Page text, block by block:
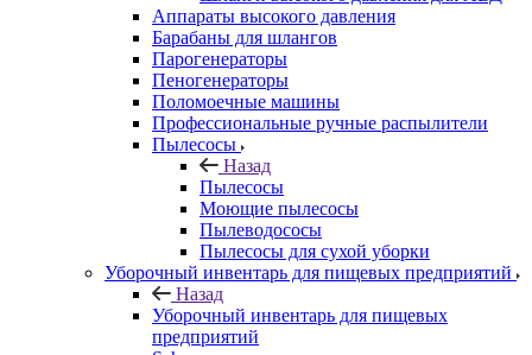
Аппараты высокого давления
Барабаны для шлангов
Парогенераторы
Пеногенераторы
Поломоечные машины
Профессиональные ручные распылители
Пылесосы
Назад
Пылесосы
Моющие пылесосы
Пылеводососы
Пылесосы для сухой уборки
Уборочный инвентарь для пищевых предприятий
Назад
Уборочный инвентарь для пищевых
предприятий